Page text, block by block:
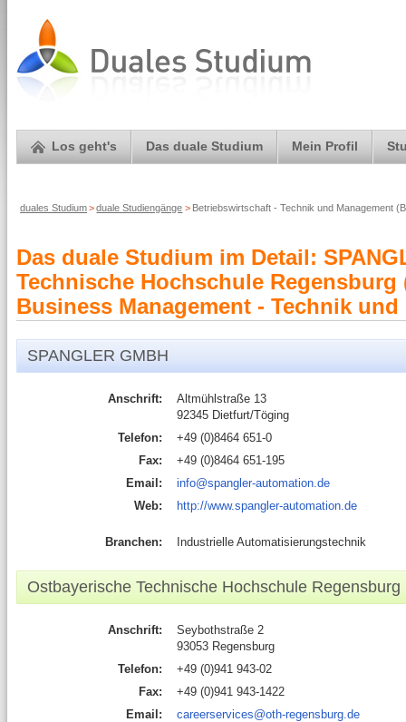
Los geht's Das duale Studium Mein Profil
duales Studium> duale Studiengänge > Betriebswirtschaft - Technik und Management
Das duale Studium im Detail:
Technische Hochschule Regensburg
Business Management - Technik und
SPANGLER GMBH
Anschrift:
Altmühlstraße 13
92345 Dietfurt/Töging
Telefon:
+49 (0)8464 651-0
Fax:
+49 (0)8464 651-195
Email:
info@spangler-automation.de
Web:
http://www.spangler-automation.de
Branchen: Industrielle Automatisierungstechnik
Ostbayerische Technische Hochschule
Anschrift:
Seybothstraße 2
93053 Regensburg
Telefon:
+49 (0)941 943-02
Fax:
+49 (0)941 943-1422
Email:
careerservices@oth-regensburg.de